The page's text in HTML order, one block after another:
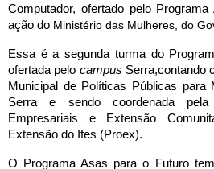
Computador, ofertado pelo
ação do Ministério das Mulheres, do
Essa é a segunda turma do
ofertada pelo campus Serra,contando
Municipal de Políticas Públicas para
Serra e sendo coordenada
Empresariais e Extensão
Extensão do Ifes (Proex).
O Programa Asas para o Futuro